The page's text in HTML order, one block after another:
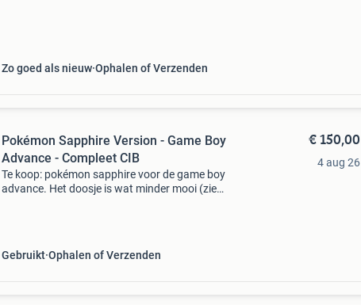
Zo goed als nieuw Ophalen of Verzenden
Pokémon Sapphire Version - Game Boy
Advance - Compleet CIB
Te koop: pokémon sapphire voor de game boy
advance. Het doosje is wat minder mooi (zie
Gebruikt Ophalen of Verzenden
€ 150,00
4 aug 26